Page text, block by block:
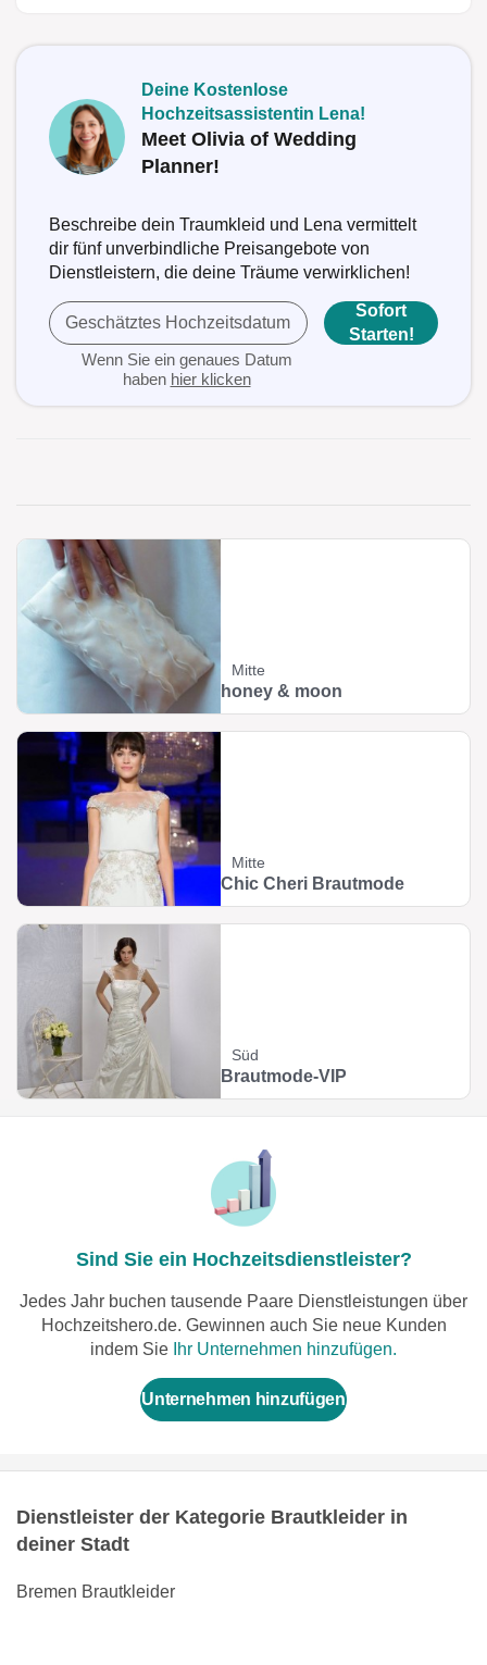
Deine Kostenlose
Hochzeitsassistentin Lena!
Meet Olivia of Wedding
Planner!
Beschreibe dein Traumkleid und Lena vermittelt
dir fünf unverbindliche Preisangebote von
Dienstleistern, die deine Träume verwirklichen!
Geschätztes Hochzeitsdatum
Wenn Sie ein genaues Datum
haben hier klicken
Sofort
Starten!
Mitte
honey & moon
Mitte
Chic Cheri Brautmode
Süd
Brautmode-VIP
Sind Sie ein Hochzeitsdienstleister?
Jedes Jahr buchen tausende Paare Dienstleistungen über
Hochzeitshero.de. Gewinnen auch Sie neue Kunden
indem Sie Ihr Unternehmen hinzufügen.
Unternehmen hinzufügen
Dienstleister der Kategorie Brautkleider in
deiner Stadt
Bremen Brautkleider